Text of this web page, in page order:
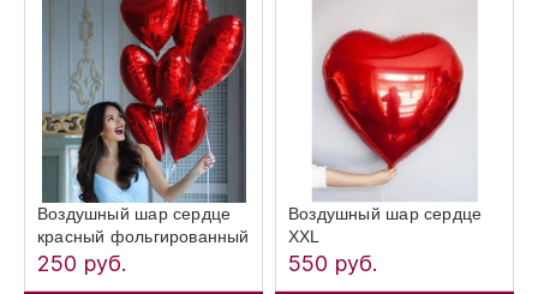
Воздушный шар сердце
красный фольгированный
250 руб.
Воздушный шар сердце
XXL
550 руб.